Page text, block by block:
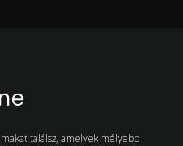
találsz, amelyek mélyebb